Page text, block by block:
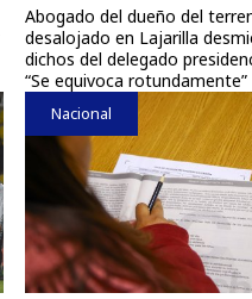
Abogado del dueño del
desalojado en Lajarilla
dichos del delegado
“Se equivoca rotundamente”
Nacional